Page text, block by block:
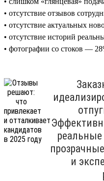
• отсутствие отзывов
• отсутствие актуальных
• отсутствие историй
• фотографии со стоков —
реальные
и